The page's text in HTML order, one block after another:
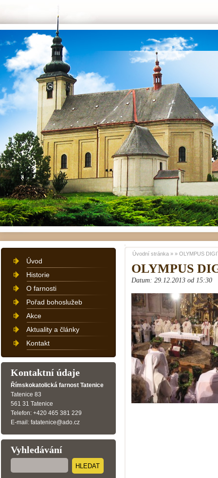
OLYMPUS
Datum: 29.12.2013 od 15:30
Úvodní stránka » » OLYMPUS
Úvod
Historie
O farnosti
Pořad bohoslužeb
Akce
Aktuality a články
Kontakt
Kontaktní údaje
Římskokatolická farnost Tatenice
Tatenice 83
561 31 Tatenice
Telefon: +420 465 381 229
E-mail: fatatenice@ado.cz
Vyhledávání
HLEDAT